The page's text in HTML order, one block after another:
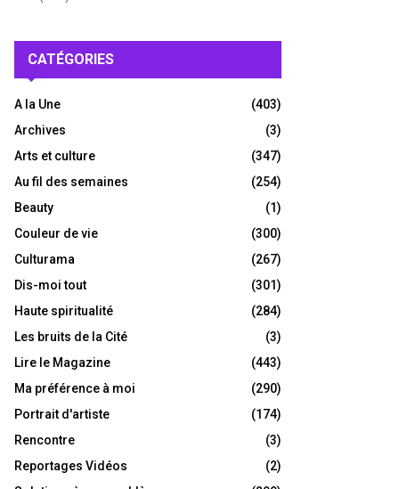
CATÉGORIES
A la Une
(403)
Archives
(3)
Arts et culture
(347)
Au fil des semaines
(254)
Beauty
(1)
Couleur de vie
(300)
Culturama
(267)
Dis-moi tout
(301)
Haute spiritualité
(284)
Les bruits de la Cité
(3)
Lire le Magazine
(443)
Ma préférence à moi
(290)
Portrait d'artiste
(174)
Rencontre
(3)
Reportages Vidéos
(2)